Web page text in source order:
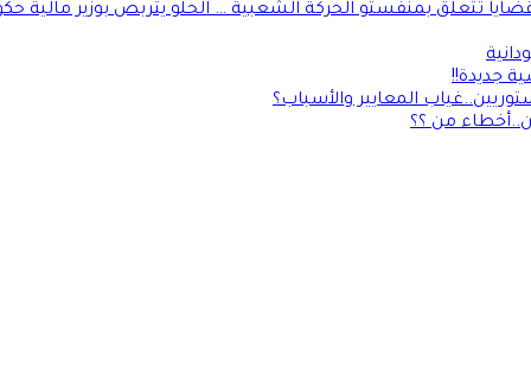
تتعلق بمنفستو الحركة الشعبية … الحلو يتربص بوزير مالية
جديدة!!
المعايير والأسباب؟
من ؟؟